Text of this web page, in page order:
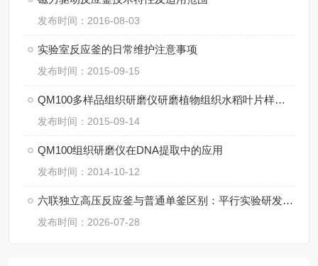
发布时间：2016-08-03
实验室反应釜的日常维护注意事项
发布时间：2015-09-15
QM100多样品组织研磨仪研磨植物组织水稻叶片样品方法
发布时间：2015-09-14
QM100组织研磨仪在DNA提取中的应用
发布时间：2014-10-12
六联独立高压反应釜与普通单釜区别：平行实验研发成本与周期对比
发布时间：2026-07-28